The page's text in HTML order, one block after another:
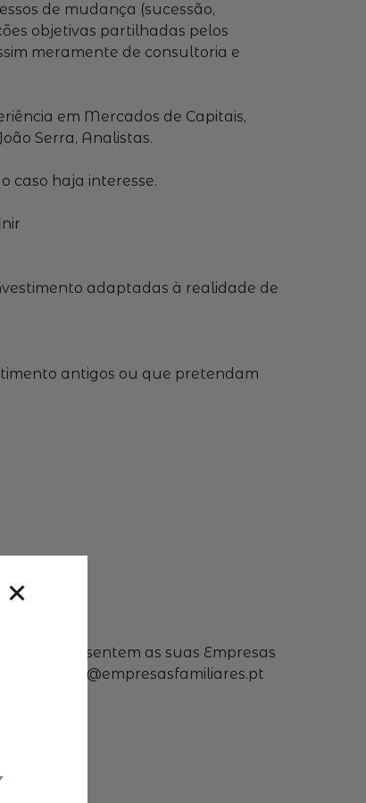
de mudança (sucessão,
objetivas partilhadas pelos
meramente de consultoria e
em Mercados de Capitais,
Serra, Analistas.
caso haja interesse.
adaptadas à realidade de
antigos ou que pretendam
que representem as suas Empresas
pereira@empresasfamiliares.pt